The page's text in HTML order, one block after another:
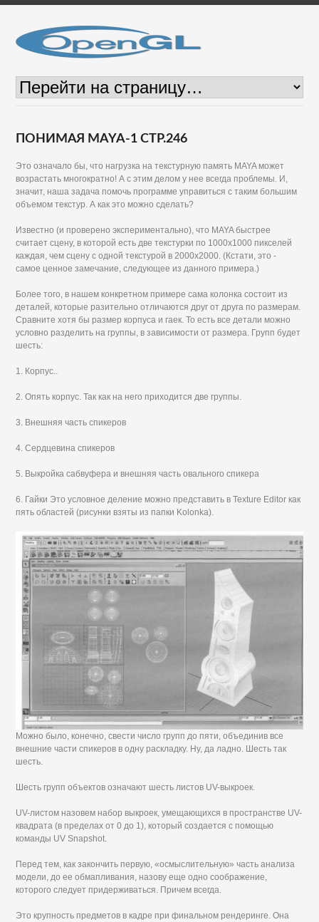
ПОНИМАЯ MAYA-1 СТР.246
Это означало бы, что нагрузка на текстурную память MAYA может
возрастать многократно! А с этим делом у нее всегда проблемы. И,
значит, наша задача помочь программе управиться с таким большим
объемом текстур. А как это можно сделать?
Известно (и проверено экспериментально), что MAYA быстрее
считает сцену, в которой есть две текстурки по 1000x1000 пикселей
каждая, чем сцену с одной текстурой в 2000x2000. (Кстати, это -
самое ценное замечание, следующее из данного примера.)
Более того, в нашем конкретном примере сама колонка состоит из
деталей, которые разительно отличаются друг от друга по размерам.
Сравните хотя бы размер корпуса и гаек. То есть все детали можно
условно разделить на группы, в зависимости от размера. Групп будет
шесть:
1. Корпус..
2. Опять корпус. Так как на него приходится две группы.
3. Внешняя часть спикеров
4. Сердцевина спикеров
5. Выкройка сабвуфера и внешняя часть овального спикера
6. Гайки Это условное деление можно представить в Texture Editor как
пять областей (рисунки взяты из папки Kolonka).
Можно было, конечно, свести число групп до пяти, объединив все
внешние части спикеров в одну раскладку. Ну, да ладно. Шесть так
шесть.
Шесть групп объектов означают шесть листов UV-выкроек.
UV-листом назовем набор выкроек, умещающихся в пространстве UV-
квадрата (в пределах от 0 до 1), который создается с помощью
команды UV Snapshot.
Перед тем, как закончить первую, «осмыслительную» часть анализа
модели, до ее обмапливания, назову еще одно соображение,
которого следует придерживаться. Причем всегда.
Это крупность предметов в кадре при финальном рендеринге. Она